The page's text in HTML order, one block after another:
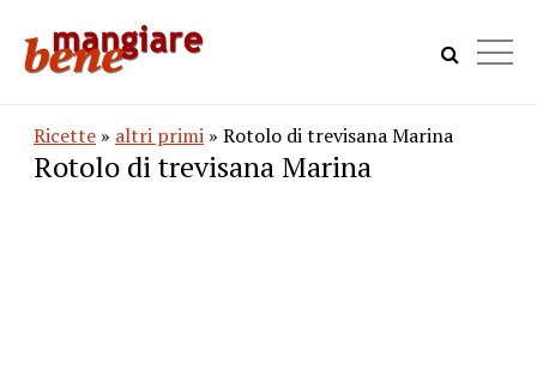
Ricette » altri primi » Rotolo di trevisana Marina
Rotolo di trevisana Marina